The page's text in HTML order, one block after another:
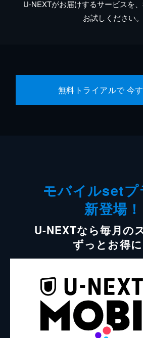
U-NEXTがお届けするサービスを
お試しください。
無料トライアルで 今
モバイルset
新登場！
U-NEXTなら毎月の
ずっとお得に